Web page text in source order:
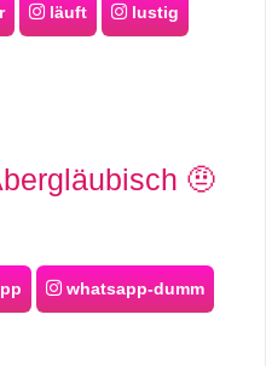
läuft lustig
🤨
whatsapp-dumm